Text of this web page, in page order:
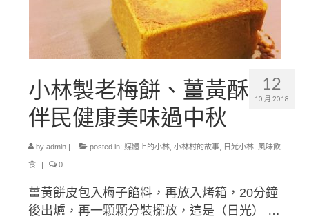
風味飲食
歌舞文化
歡迎來部落
旅遊資訊
部落美食
關於我們
12
10 月 2018
小林製老梅餅、薑黃酥
伴民健康美味過中秋
by admin | posted in: 媒體上的小林 小林村的故事 日光小林 風味飲
食 | 0
薑黃餅皮包入梅子餡料，再放入烤箱，20分鐘
後出爐，再一顆顆分裝擺放，這是（日光） …